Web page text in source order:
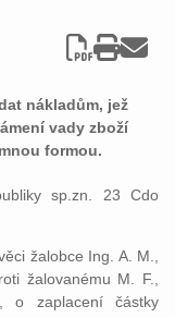
nákladům, jež
vady zboží
formou.
sp.zn. 23 Cdo
žalobce Ing. A. M.,
žalovanému M. F.,
o zaplacení částky